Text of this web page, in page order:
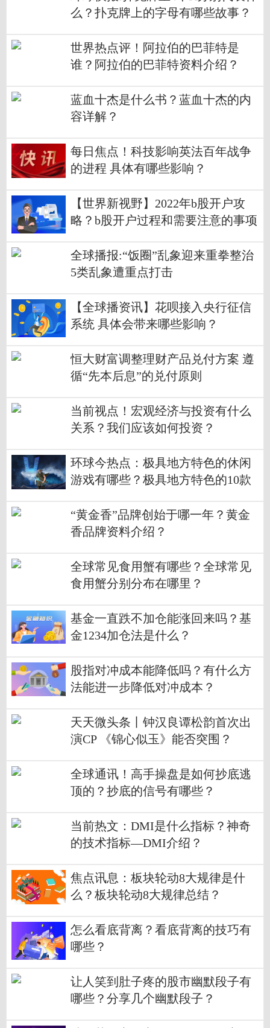
么？扑克牌上的字母有哪些故事？
世界热点评！阿拉伯的巴菲特是
谁？阿拉伯的巴菲特资料介绍？
蓝血十杰是什么书？蓝血十杰的内
容详解？
每日焦点！科技影响英法百年战争
的进程 具体有哪些影响？
【世界新视野】2022年b股开户攻
略？b股开户过程和需要注意的事项
全球播报:“饭圈”乱象迎来重拳整治
5类乱象遭重点打击
【全球播资讯】花呗接入央行征信
系统 具体会带来哪些影响？
恒大财富调整理财产品兑付方案 遵
循“先本后息”的兑付原则
当前视点！宏观经济与投资有什么
关系？我们应该如何投资？
环球今热点：极具地方特色的休闲
游戏有哪些？极具地方特色的10款
“黄金香”品牌创始于哪一年？黄金
香品牌资料介绍？
全球常见食用蟹有哪些？全球常见
食用蟹分别分布在哪里？
基金一直跌不加仓能涨回来吗？基
金1234加仓法是什么？
股指对冲成本能降低吗？有什么方
法能进一步降低对冲成本？
天天微头条丨钟汉良谭松韵首次出
演CP 《锦心似玉》能否突围？
全球通讯！高手操盘是如何抄底逃
顶的？抄底的信号有哪些？
当前热文：DMI是什么指标？神奇
的技术指标—DMI介绍？
焦点讯息：板块轮动8大规律是什
么？板块轮动8大规律总结？
怎么看底背离？看底背离的技巧有
哪些？
让人笑到肚子疼的股市幽默段子有
哪些？分享几个幽默段子？